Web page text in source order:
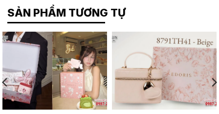
SẢN PHẨM TƯƠNG TỰ